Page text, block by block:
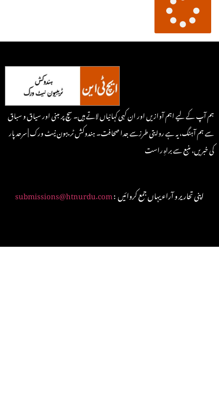
ہم آپ کے لیے اہم آوازیں اور ان کہی کہانیاں لاتے ہیں۔ سچ پر مبنی اور سیاق و سباق
سے ہم آہنگ، یہ ہے روایتی طرزسے جدا صحافت۔ ہندوکش ٹریبون نیٹ ورک | سرحد پار
کی خبریں، منبع سے براہِ راست
submissions@htnurdu.com : اپنی تحاریر و آراء یہاں جمع کروائیں